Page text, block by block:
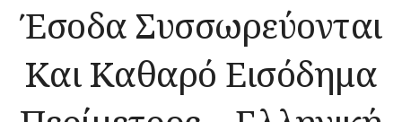
Έσοδα Συσσωρεύονται
Και Καθαρό Εισόδημα